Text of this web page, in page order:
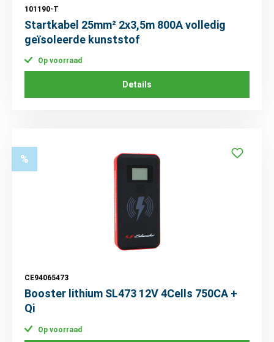
101190-T
Startkabel 25mm² 2x3,5m 800A volledig
geïsoleerde kunststof
Op voorraad
Details
%
CE94065473
Booster lithium SL473 12V 4Cells 750CA +
Qi
Op voorraad